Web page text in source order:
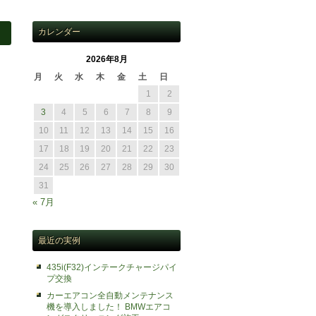
カレンダー
2026年8月
月
火 水 木 金 土
日
1
2
3
4 5 6 7 8
9
10
11 12 13 14 15
16
17
18 19 20 21 22
23
24
25 26 27 28 29
30
31
« 7月
最近の実例
435i(F32)インテークチャージパイ
プ交換
カーエアコン全自動メンテナンス
機を導入しました！ BMWエアコ